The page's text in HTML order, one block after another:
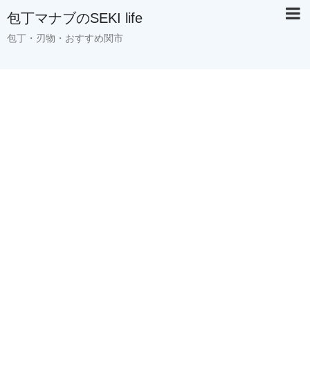
包丁マナブのSEKI life
包丁・刃物・おすすめ関市